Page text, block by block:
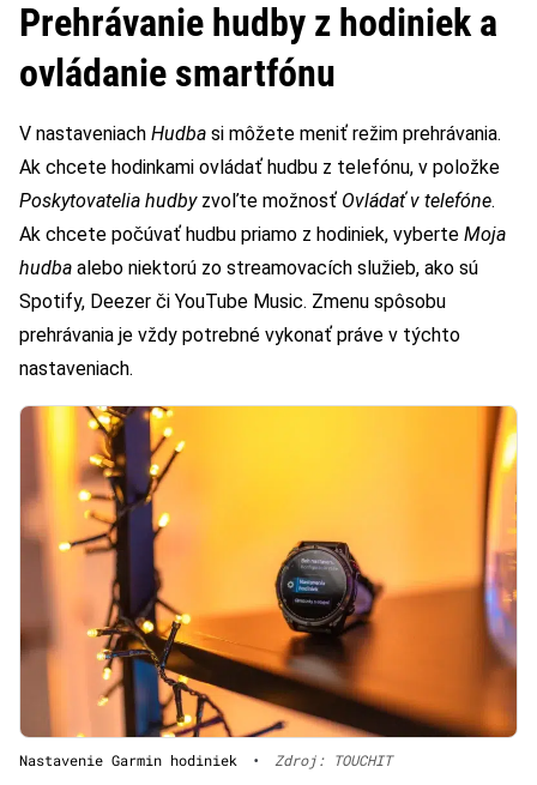
Prehrávanie hudby z hodiniek a
ovládanie smartfónu
V nastaveniach Hudba si môžete meniť režim prehrávania.
Ak chcete hodinkami ovládať hudbu z telefónu, v položke
Poskytovatelia hudbyzvoľte možnosť Ovládať v telefóne.
Ak chcete počúvať hudbu priamo z hodiniek, vyberte Moja
hudba alebo niektorú zo streamovacích služieb, ako sú
Spotify, Deezer či YouTube Music. Zmenu spôsobu
prehrávania je vždy potrebné vykonať práve v týchto
nastaveniach.
Nastavenie Garmin hodiniek • Zdroj: TOUCHIT